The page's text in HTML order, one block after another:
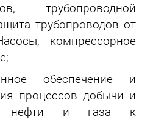
трубопроводной
трубопроводов от
компрессорное
обеспечение и
процессов добычи и
нефти и газа к